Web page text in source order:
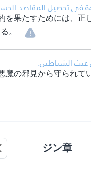
في تحصيل المقاصد
を果たすためには、正
。
الشياطين.
魔の邪見から守られて
ジン章